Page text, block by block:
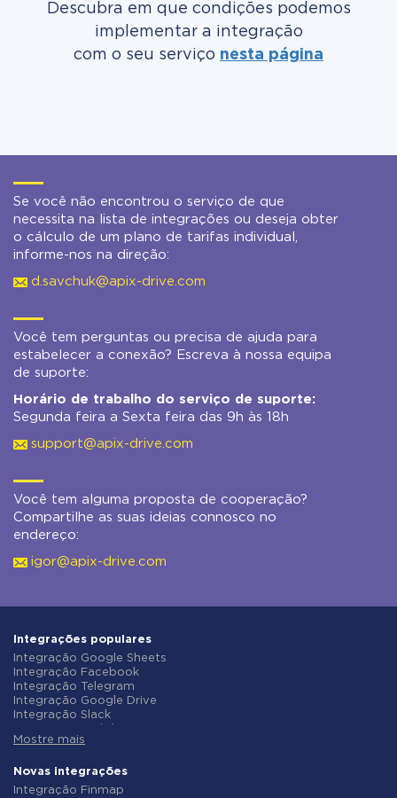
Descubra em que condições podemos
implementar a integração
com o seu serviço nesta página
Se você não encontrou o serviço de que
necessita na lista de integrações ou deseja obter
o cálculo de um plano de tarifas individual,
informe-nos na direção:
d.savchuk@apix-drive.com
Você tem perguntas ou precisa de ajuda para
estabelecer a conexão? Escreva à nossa equipa
de suporte:
Horário de trabalho do serviço de suporte:
Segunda feira a Sexta feira das 9h às 18h
support@apix-drive.com
Você tem alguma proposta de cooperação?
Compartilhe as suas ideias connosco no
endereço:
igor@apix-drive.com
Integrações populares
Integração Google Sheets
Integração Facebook
Integração Telegram
Integração Google Drive
Integração Slack
Integração Gmail
Integração ClickUp
Integração Airtable
Mostre mais
Novas integrações
Integração Finmap